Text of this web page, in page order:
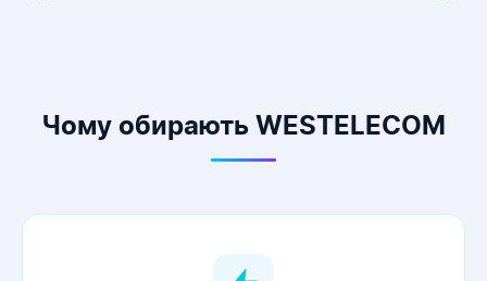
Чому обирають WESTELECOM